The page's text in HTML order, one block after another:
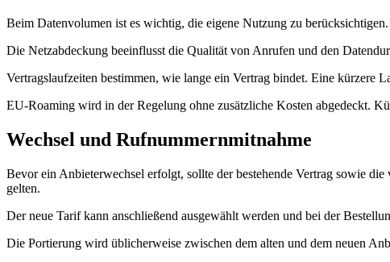
Beim Datenvolumen ist es wichtig, die eigene Nutzung zu
Die Netzabdeckung beeinflusst die Qualität von Anrufen und den
Vertragslaufzeiten bestimmen, wie lange ein Vertrag bindet. Eine
EU‑Roaming wird in der Regelung ohne zusätzliche Kosten abgedeckt.
Wechsel und Rufnummernmitnahme
Bevor ein Anbieterwechsel erfolgt, sollte der bestehende Vertrag sowie
gelten.
Der neue Tarif kann anschließend ausgewählt werden und bei der
Die Portierung wird üblicherweise zwischen dem alten und dem neuen